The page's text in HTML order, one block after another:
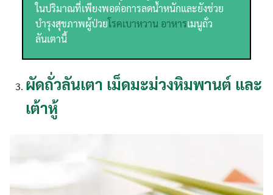
ในปริมาณที่เพียงพอต่อการลดน้ำหนักและยังช่วย
บำรุงสุขภาพผู้ป่วยโรคเบาหวาน อาหารเมนูถั่ว
ลันเตานี้
ผัดถั่วลันเตา เม็ดมะม่วงหิมพานต์ และ
เต้าหู้